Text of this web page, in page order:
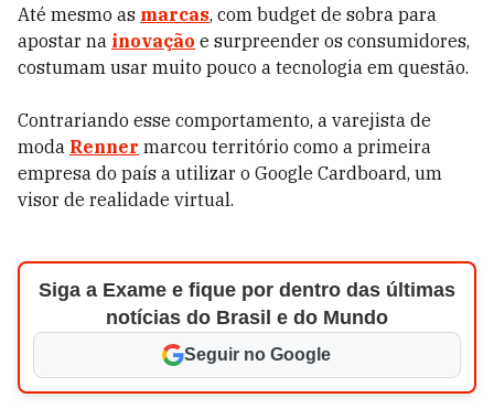
Até mesmo as marcas, com budget de sobra para
apostar na inovação e surpreender os consumidores,
costumam usar muito pouco a tecnologia em questão.
Contrariando esse comportamento, a varejista de
moda Renner marcou território como a primeira
empresa do país a utilizar o Google Cardboard, um
visor de realidade virtual.
Siga a Exame e fique por dentro das últimas
notícias do Brasil e do Mundo
Seguir no Google